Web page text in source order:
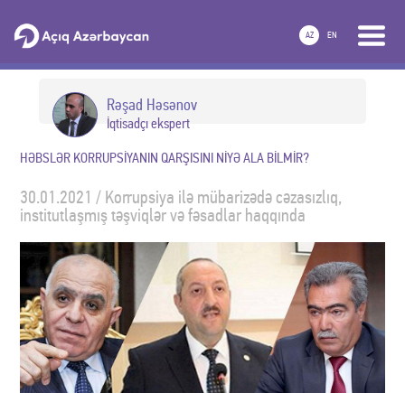
AZ EN
Rəşad Həsənov
İqtisadçı ekspert
HƏBSLƏR KORRUPSİYANIN QARŞISINI NİYƏ ALA BİLMİR?
30.01.2021 / Korrupsiya ilə mübarizədə cəzasızlıq,
institutlaşmış təşviqlər və fəsadlar haqqında